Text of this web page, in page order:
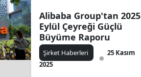
Alibaba Group'tan 2025
Eylül Çeyreği Güçlü
Büyüme Raporu
Şirket Haberleri
25 Kasım
2025